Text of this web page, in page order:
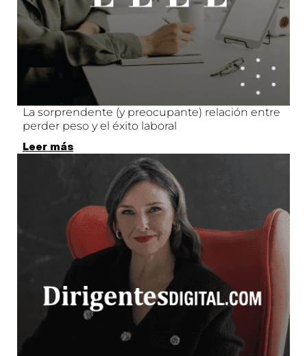
La sorprendente (y preocupante) relación entre
perder peso y el éxito laboral
Leer más